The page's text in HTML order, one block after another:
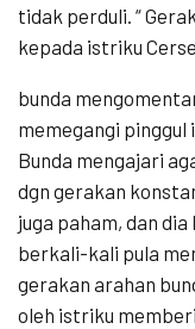
tidak perduli. “
kepada istriku
bunda
memegangi
Bunda mengajari
dgn gerakan
juga paham, dan
berkali-kali pula
gerakan arahan
oleh istriku